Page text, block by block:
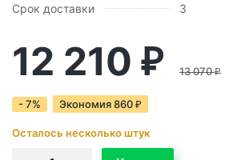
Срок доставки
3
12 210 ₽ 13 070₽
- 7% Экономия860 ₽
Осталось несколько штук